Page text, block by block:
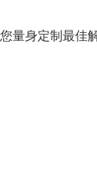
身定制最佳解